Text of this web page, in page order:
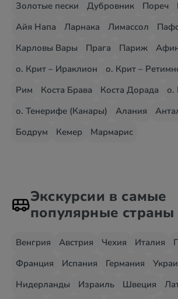
Золотые пески
Дубровник Пореч
Айя Напа
Ларнака Лимассол
Карловы Вары
Прага Париж
о. Крит – Ираклион
о. Крит –
Рим
Коста Брава Коста Дорада
о.
о. Тенерифе (Канары)
Алания
Бодрум
Кемер Мармарис
Экскурсии в самые
популярные страны
Венгрия Австрия Чехия Италия
Франция
Испания Германия
Нидерланды
Израиль Швеция